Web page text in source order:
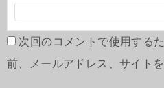
次回のコメントで使用する
前、メールアドレス、サイトを